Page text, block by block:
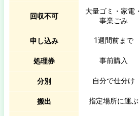
回収不可
大量ゴミ・家電・
事業ごみ
申し込み 1週間前まで
処理券 事前購入
分別 自分で仕分け
搬出 指定場所に運ぶ